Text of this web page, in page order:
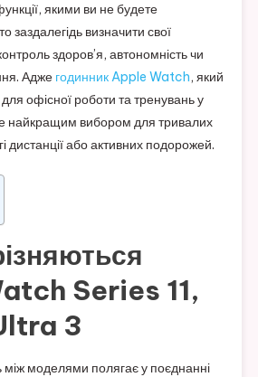
якими ви не будете
заздалегідь визначити свої
здоров’я, автономність чи
Адже годинник Apple Watch, який
офісної роботи та тренувань у
найкращим вибором для тривалих
дистанції або активних подорожей.
Series 11,
3
між моделями полягає у поєднанні